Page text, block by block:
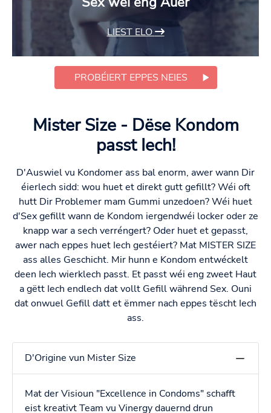
LIEST ELO
PROBÉIERT EPPES NEIES
Mister Size - Dëse Kondom
passt Iech!
D'Auswiel vu Kondomer ass bal enorm, awer wann Dir
éierlech sidd: wou huet et direkt gutt gefillt? Wéi oft
hutt Dir Problemer mam Gummi unzedoen? Wéi huet
d'Sex gefillt wann de Kondom iergendwéi locker oder ze
knapp war a sech verréngert? Oder huet et gepasst,
awer nach eppes huet Iech gestéiert? Mat MISTER SIZE
ass alles Geschicht. Mir hunn e Kondom entwéckelt
deen Iech wierklech passt. Et passt wéi eng zweet Haut
a gëtt Iech endlech dat vollt Gefill während Sex. Ouni
dat onwuel Gefill datt et ëmmer nach eppes tëscht Iech
ass.
D'Origine vun Mister Size
Mat der Visioun "Excellence in Condoms" schafft
eist kreativt Team vu Vinergy dauernd drun